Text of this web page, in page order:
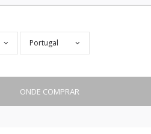
Portugal
ONDE COMPRAR